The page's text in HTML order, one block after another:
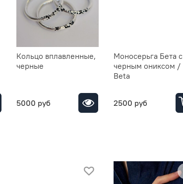
Кольцо вплавленные,
черные
5000 руб
Моносерьга Бета с
черным ониксом /
Beta
2500 руб